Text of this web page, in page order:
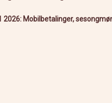
2026: Mobilbetalinger,